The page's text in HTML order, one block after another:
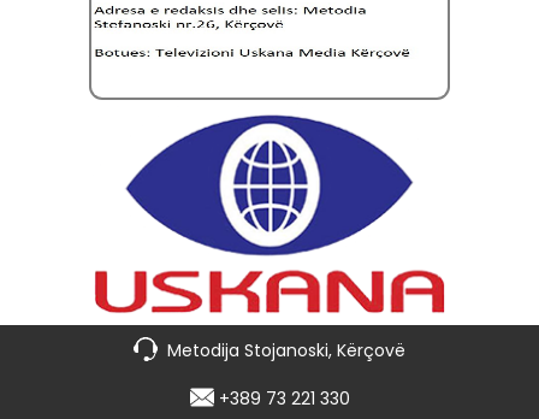
Metodija Stojanoski, Kërçovë
+389 73 221 330